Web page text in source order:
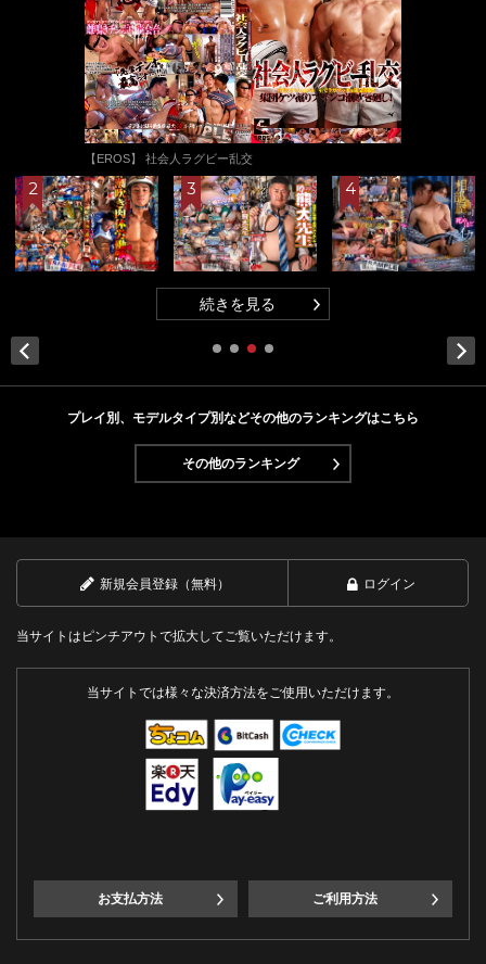
【EROS】 社会人ラグビー乱交
続きを見る
プレイ別、モデルタイプ別などその他のランキングはこちら
その他のランキング
新規会員登録（無料） ログイン
当サイトはピンチアウトで拡大してご覧いただけます。
当サイトでは様々な決済方法をご使用いただけます。
お支払方法 ご利用方法